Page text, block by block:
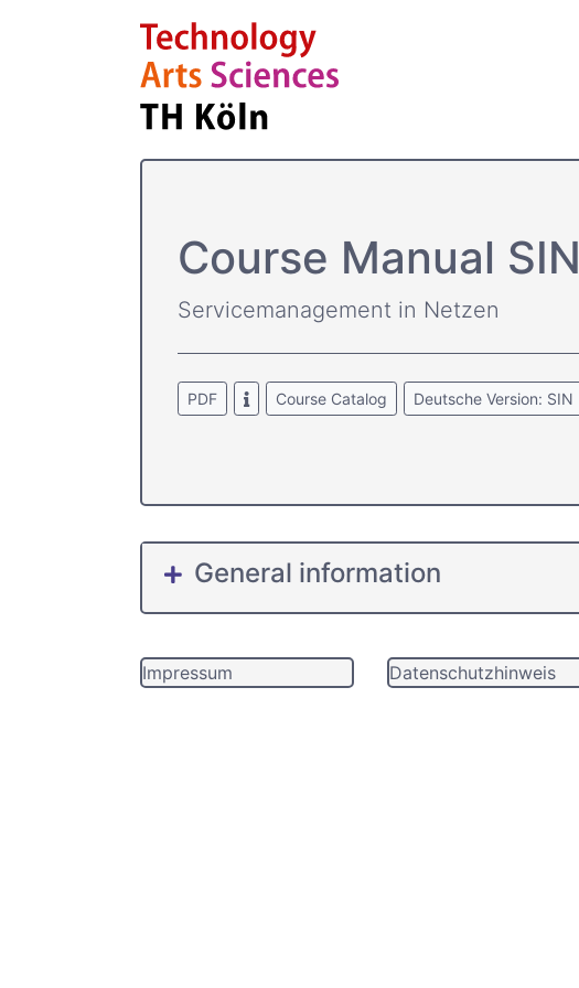
Course­ Manual SIN
Servicemanagement in Netzen
PDF Course Catalog Deutsche Version: SIN
General information
Impressum Datenschutzhinweis